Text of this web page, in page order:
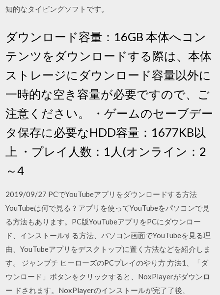
知的なタイピングソフトです。
ダウンロード容量：16GB 本体へコン
テンツをダウンロードする際は、本体
ストレージにダウンロード容量以外に
一時的な空き容量が必要ですので、ご
注意ください。 ・ゲームのセーブデー
タ保存に必要なHDD容量：1677KB以
上 ・プレイ人数：1人(オンライン：2
～4
2019/09/27 PCでYouTubeアプリをダウンロードする方法
YouTubeは何で見る？アプリを使ってYouTubeをパソコンで見
る方法もあります。PC版YouTubeアプリをPCにダウンロー
ド、インストールする方法、パソコン画面でYouTubeを見る理
由、YouTubeアプリをデスクトップに置く方法などを紹介しま
す。 ジャンプチ ヒーローズのPCプレイのやり方 方法1、「ダ
ウンロード」ボタンをクリックすると、NoxPlayerがダウンロ
ー ドされます。NoxPlayerのインストールが完了了後、